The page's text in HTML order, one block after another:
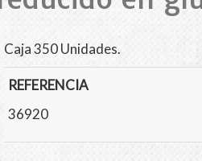
Caja 350 Unidades.
REFERENCIA
36920